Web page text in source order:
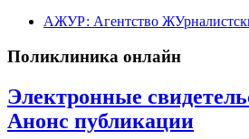
АЖУР: Агентство
Поликлиника онлайн
Электронные
Анонс публикации